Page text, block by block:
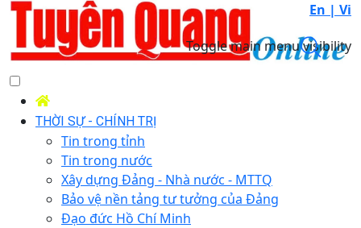
En | Vi
Toggle main menu visibility
THỜI SỰ - CHÍNH TRỊ
Tin trong tỉnh
Tin trong nước
Xây dựng Đảng - Nhà nước - MTTQ
Bảo vệ nền tảng tư tưởng của Đảng
Đạo đức Hồ Chí Minh